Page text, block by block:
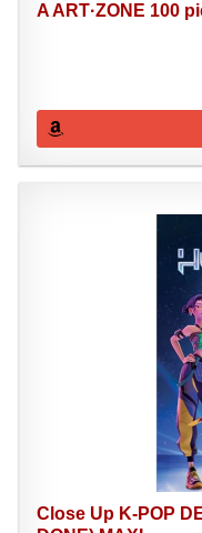
A ART·ZONE 100
Close Up K-POP